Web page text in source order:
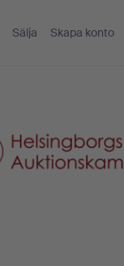
Sälja Skapa konto